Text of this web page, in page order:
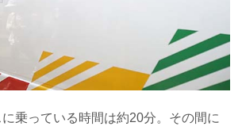
乗っている時間は約20分。その間に